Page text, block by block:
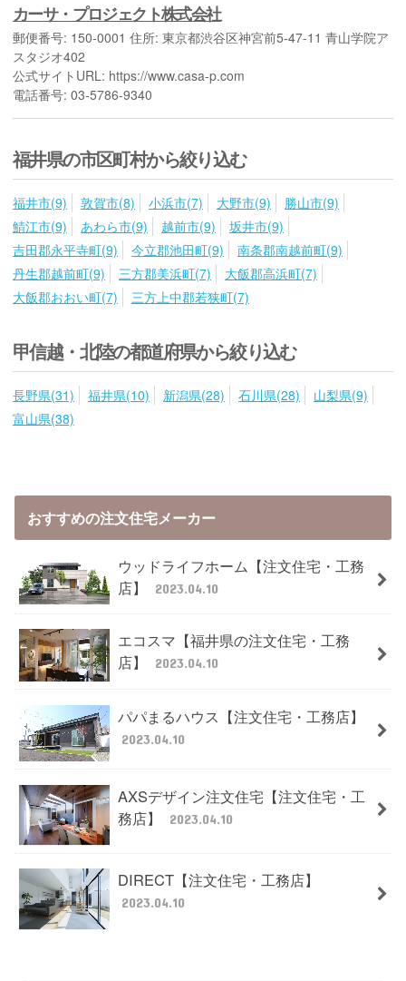
カーサ・プロジェクト株式会社
郵便番号: 150-0001 住所: 東京都渋谷区神宮前5-47-11 青山学院ア
スタジオ402
公式サイトURL: https://www.casa-p.com
電話番号: 03-5786-9340
福井県の市区町村から絞り込む
福井市(9) 敦賀市(8) 小浜市(7) 大野市(9)
勝山市(9)
鯖江市(9)
あわら市(9) 越前市(9)
坂井市(9)
吉田郡永平寺町(9)
今立郡池田町(9)
南条郡南越前町(9)
丹生郡越前町(9)
三方郡美浜町(7)
大飯郡高浜町(7)
大飯郡おおい町(7)
三方上中郡若狭町(7)
甲信越・北陸の都道府県から絞り込む
長野県(31) 福井県(10) 新潟県(28) 石川県(28)
山梨県(9)
富山県(38)
おすすめの注文住宅メーカー
ウッドライフホーム【注文住宅・工務
店】
2023.04.10
エコスマ【福井県の注文住宅・工務
店】
2023.04.10
パパまるハウス【注文住宅・工務店】
2023.04.10
AXSデザイン注文住宅【注文住宅・工
務店】
2023.04.10
DIRECT【注文住宅・工務店】
2023.04.10